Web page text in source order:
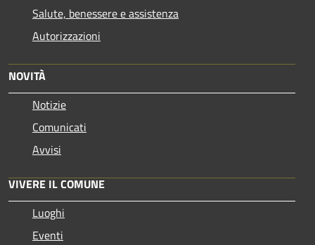
Salute, benessere e assistenza
Autorizzazioni
NOVITÀ
Notizie
Comunicati
Avvisi
VIVERE IL COMUNE
Luoghi
Eventi